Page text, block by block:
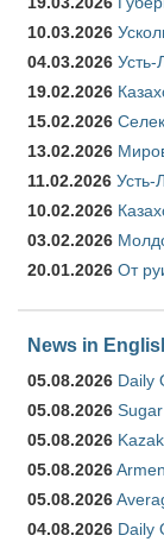
10.03.2026
04.03.2026 Усть-
19.02.2026
15.02.2026
13.02.2026
11.02.2026 Усть-
10.02.2026
03.02.2026
20.01.2026 От
News in
05.08.2026 Daily
05.08.2026
05.08.2026
05.08.2026
05.08.2026
04.08.2026 Daily